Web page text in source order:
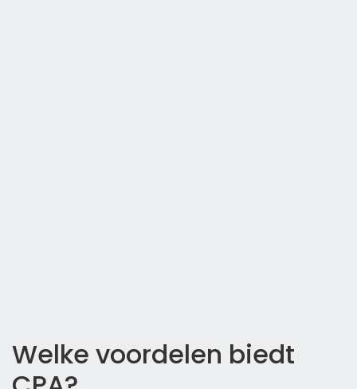
Welke voordelen biedt